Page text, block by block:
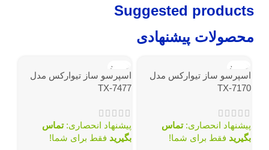
Suggested products
محصولات پیشنهادی
ناموجود
اسپرسو ساز تیوارکس مدل
TX-7170
پیشنهاد انحصاری:تماس
بگیرید فقط برای شما!
ناموجود
اسپرسو ساز تیوارکس مدل
TX-7477
پیشنهاد انحصاری:تماس
بگیرید فقط برای شما!